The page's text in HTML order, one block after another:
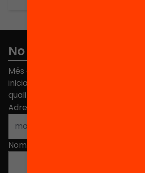
No et perdis res
Més de 40.000 persones ja han
iniciatives, propostes i projectes
qualitat de l'educació a Catalunya.
Adreça electrònica
Nom